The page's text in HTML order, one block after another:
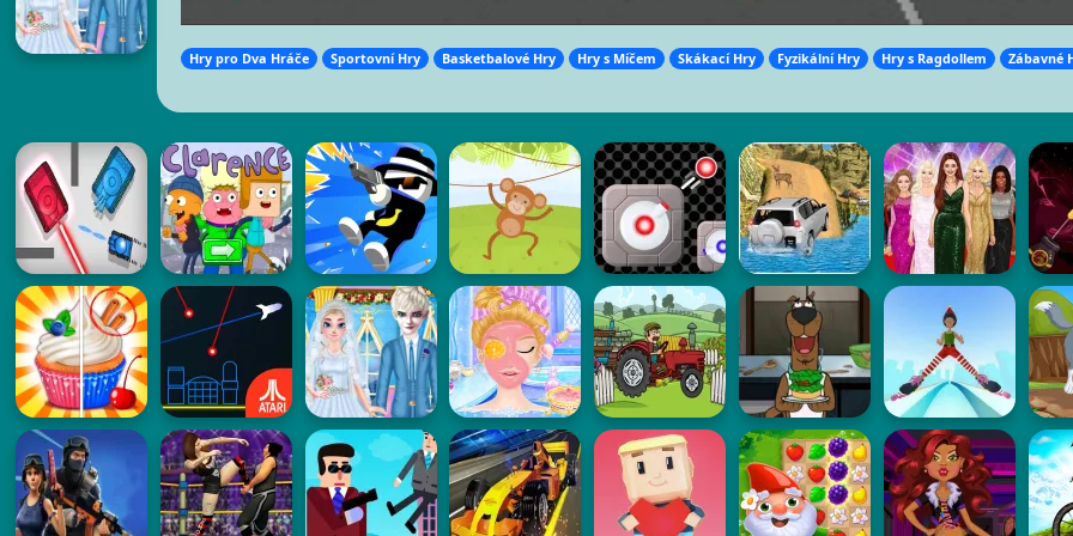
Hry pro Dva Hráče Sportovní Hry Basketbalové Hry Hry s Míčem Skákací Hry Fyzikální Hry Hry s Ragdollem Zábavné